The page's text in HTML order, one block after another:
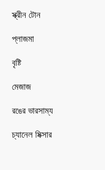
স্ক্রীন টোন
প্লাজমা
বৃষ্টি
মেজাজ
রঙের ভারসাম্য
চ্যানেল মিক্সার